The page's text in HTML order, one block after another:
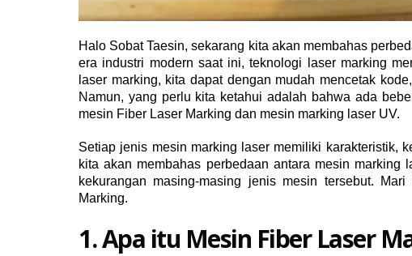
Halo Sobat Taesin, sekarang kita akan membahas
era industri modern saat ini, teknologi laser marking
laser marking, kita dapat dengan mudah mencetak
Namun, yang perlu kita ketahui adalah bahwa ada
mesin Fiber Laser Marking dan mesin marking laser UV.
Setiap jenis mesin marking laser memiliki karakteristik,
kita akan membahas perbedaan antara mesin
kekurangan masing-masing jenis mesin tersebut.
Marking.
1. Apa itu Mesin Fiber Laser